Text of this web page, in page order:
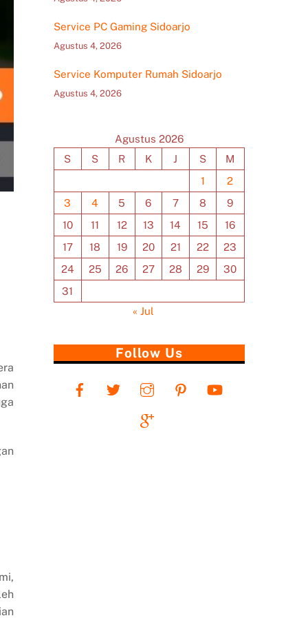
Service PC Gaming Sidoarjo
Agustus 4, 2026
Service Komputer Rumah Sidoarjo
Agustus 4, 2026
Agustus 2026
S
S R K J S
M
1
2
3
4 5 6 7 8
9
10
11 12 13 14 15
16
17
18 19 20 21 22
23
24
25 26 27 28 29
30
31
« Jul
Follow Us